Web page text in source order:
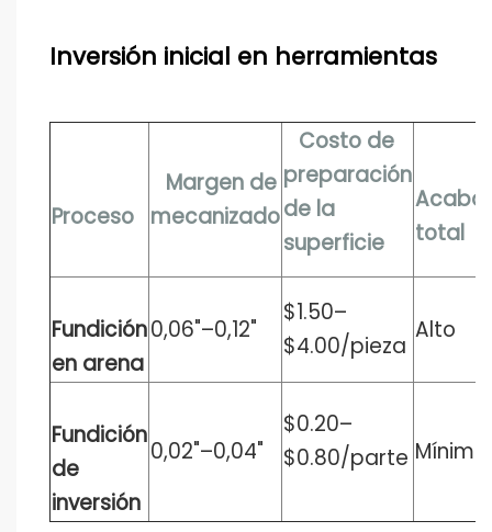
Inversión inicial en herramientas
Proceso
Margen de
mecanizado
Costo de
preparación
de la
superficie
total
Fundición
en arena
0,06"–0,12"
$1.50–
$4.00/pieza
Alto
Fundición
de
inversión
0,02"–0,04"
$0.20–
$0.80/parte Mínimo